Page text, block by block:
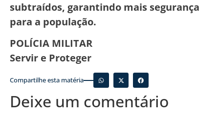
subtraídos, garantindo mais segurança
para a população.
POLÍCIA MILITAR
Servir e Proteger
Compartilhe esta matéria
Deixe um comentário